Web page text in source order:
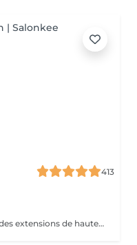
413
Nous vous proposons un service et des extensions de haute qualité, en collaborant avec la marque exclusive Great Lengths! En cas de questions veuillez appeler au +352 26 35 02 89 Devis gratuit!